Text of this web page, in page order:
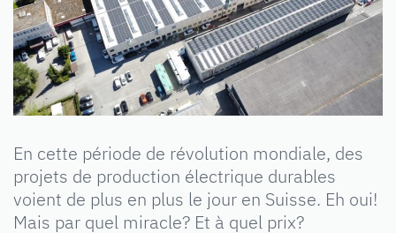
En cette période de révolution mondiale, des
projets de production électrique durables
voient de plus en plus le jour en Suisse. Eh oui!
Mais par quel miracle? Et à quel prix?